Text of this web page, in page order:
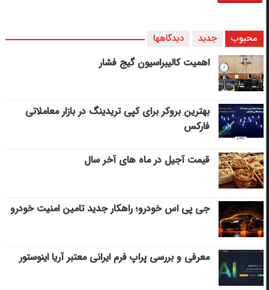
محبوب جدید دیدگاهها
اهمیت کالیبراسیون گیج فشار
بهترین بروکر برای کپی‌ تریدینگ در بازار معاملاتی
فارکس
قیمت آجیل در ماه های آخر سال
جی پی اس خودرو؛ راهکار جدید تامین امنیت خودرو
معرفی و بررسی پراپ فرم ایرانی معتبر آریا اینوستور